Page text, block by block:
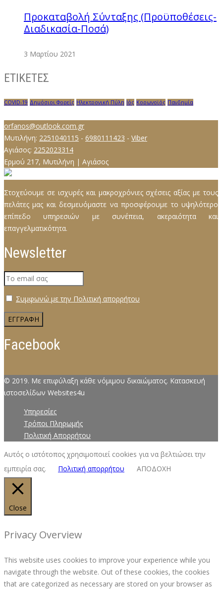
Προκαταβολή Σύνταξης (Προϋποθέσεις-
Διαδικασία-Ποσά)
3 Μαρτίου 2021
ΕΤΙΚΕΤΕΣ
COVID-19 Δημόσιοι Φορείς Ηλεκτρονική Πύλη Ιός Κορωνοϊός Πανδημία
orfanos@outlook.com.gr
Μυτιλήνη: 2251040115 - 6980111423 - Viber
Αγιάσος: 2252023314
Ερμού 217, Μυτιλήνη | Αγιάσος
Στοχεύουμε σε ισχυρές και μακροχρόνιες σχέσεις αξίας µε τους
πελάτες µας και δεσµευόµαστε να προσφέρουμε το υψηλότερο
επίπεδο υπηρεσιών µε συνέπεια, ακεραιότητα και
επαγγελµατικότητα.
Newsletter
Συμφωνώ με την Πολιτική απορρήτου
Facebook
© 2019. Με επιφύλαξη κάθε νόμιμου δικαιώματος. Κατασκευή
ιστοσελίδων Websites4u
Υπηρεσίες
Τρόποι Πληρωμής
Πολιτική Απορρήτου
Αυτός ο ιστότοπος χρησιμοποιεί cookies για να βελτιώσει την
εμπειρία σας.
Πολιτική απορρήτου ΑΠΟΔΟΧΗ
Close
Privacy Overview
This website uses cookies to improve your experience while you
navigate through the website. Out of these cookies, the cookies
that are categorized as necessary are stored on your browser as